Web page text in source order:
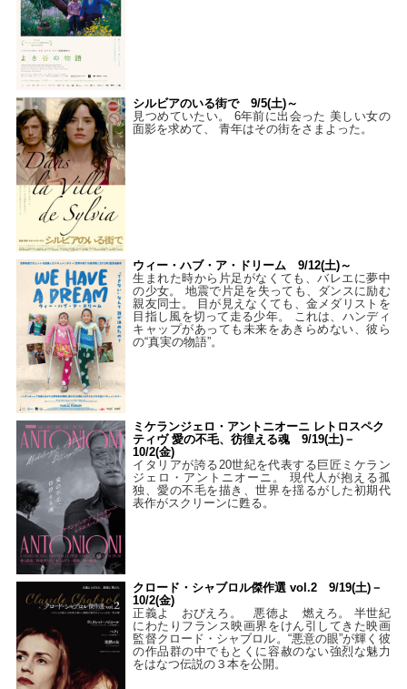
シルビアのいる街で 9/5(土)～
見つめていたい。 6年前に出会った 美しい女の
面影を求めて、 青年はその街をさまよった。
ウィー・ハブ・ア・ドリーム 9/12(土)～
生まれた時から片足がなくても、バレエに夢中
の少女。 地震で片足を失っても、ダンスに励む
親友同士。 目が見えなくても、金メダリストを
目指し風を切って走る少年。 これは、ハンディ
キャップがあっても未来をあきらめない、彼ら
の“真実の物語”。
ミケランジェロ・アントニオーニ レトロスペク
ティヴ 愛の不毛、彷徨える魂 9/19(土)－
10/2(金)
イタリアが誇る20世紀を代表する巨匠ミケラン
ジェロ・アントニオーニ。 現代人が抱える孤
独、愛の不毛を描き、世界を揺るがした初期代
表作がスクリーンに甦る。
クロード・シャブロル傑作選 vol.2 9/19(土)－
10/2(金)
正義よ おびえろ。 悪徳よ 燃えろ。 半世紀
にわたりフランス映画界をけん引してきた映画
監督クロード・シャブロル。“悪意の眼”が輝く彼
の作品群の中でもとくに容赦のない強烈な魅力
をはなつ伝説の３本を公開。